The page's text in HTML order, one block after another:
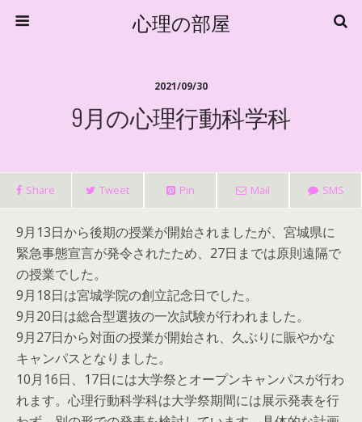
心理の部屋
2021/09/30
9月の心理行動科学科
Share Tweet Pin Mail SMS
9月13日から後期の授業が開始されましたが、宮城県に
緊急事態宣言が発令されたため、27日までは原則遠隔で
の授業でした。
9月18日は宮城学院の創立記念日でした。
9月20日は総合型選抜の一次試験が行われました。
9月27日から対面の授業が開始され、久ぶりに賑やかな
キャンパスとなりました。
10月16日、17日には大学祭とオープンキャンパスが行わ
れます。心理行動科学科は大学祭期間には展示発表を行